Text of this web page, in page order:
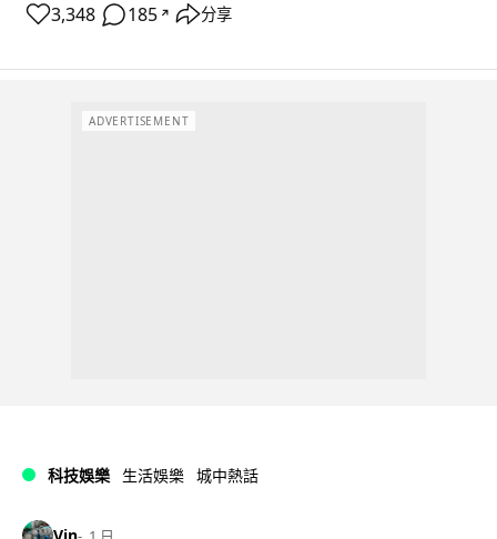
3,348 185 ↗ 分享
ADVERTISEMENT
科技娛樂 生活娛樂 城中熱話